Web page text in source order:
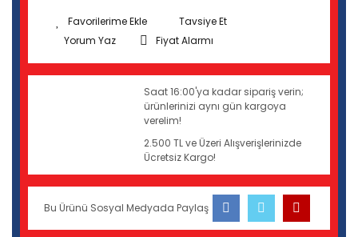
Tavsiye Et
Yorum Yaz
Fiyat Alarmı
Saat 16:00'ya kadar sipariş verin;
ürünlerinizi aynı gün kargoya
verelim!
2.500 TL ve Üzeri Alışverişlerinizde
Ücretsiz Kargo!
Bu Ürünü Sosyal Medyada Paylaş